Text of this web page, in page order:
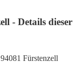
- Details dieser
Fürstenzell